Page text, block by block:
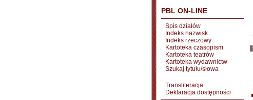
PBL ON-LINE
Spis działów
Indeks nazwisk
Indeks rzeczowy
Kartoteka czasopism
Kartoteka teatrów
Kartoteka wydawnictw
Szukaj tytułu/słowa
Transliteracja
Deklaracja dostępności